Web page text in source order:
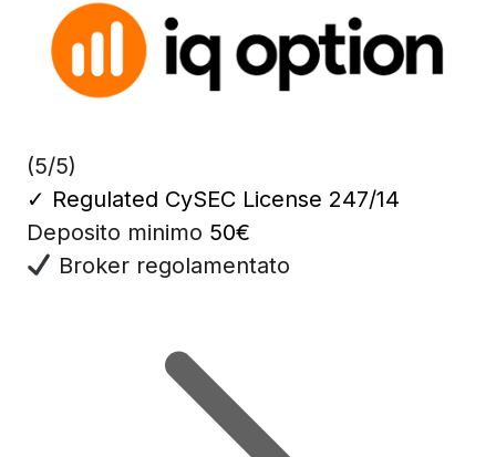
(5/5)
✓ Regulated CySEC License 247/14
Deposito minimo 50€
Broker regolamentato